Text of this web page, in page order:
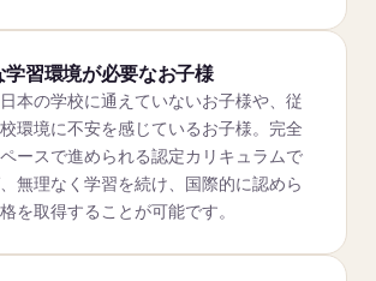
学習環境が必要なお子様
本の学校に通えていないお子様や、従
環境に不安を感じているお子様。完全
ースで進められる認定カリキュラムで
無理なく学習を続け、国際的に認めら
を取得することが可能です。